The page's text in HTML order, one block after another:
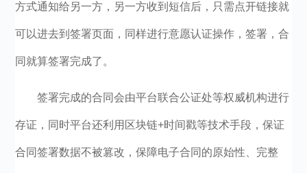
方式通知给另一方，另一方收到短信后，只需点开链接就
可以进去到签署页面，同样进行意愿认证操作，签署，合
同就算签署完成了。
签署完成的合同会由平台联合公证处等权威机构进行
存证，同时平台还利用区块链+时间戳等技术手段，保证
合同签署数据不被篡改，保障电子合同的原始性、完整